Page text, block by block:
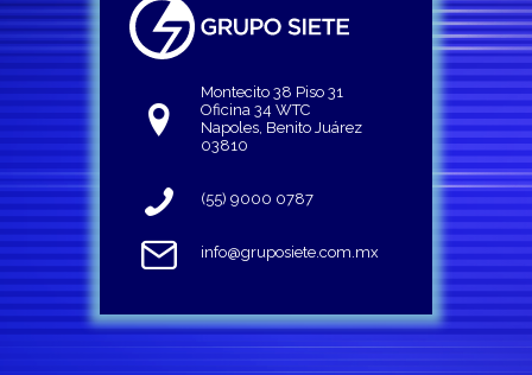
Montecito 38 Piso 31
Oficina 34 WTC
Napoles, Benito Juárez
03810
(55) 9000 0787
info@gruposiete.com.mx